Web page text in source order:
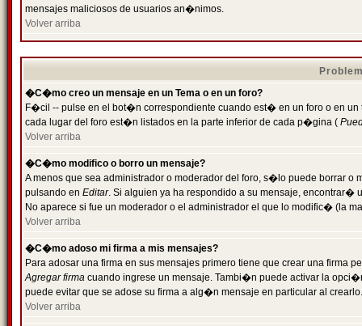
mensajes maliciosos de usuarios an�nimos.
Volver arriba
�C�mo creo un mensaje en un Tema o en un foro?
F�cil -- pulse en el bot�n correspondiente cuando est� en un foro o en
cada lugar del foro est�n listados en la parte inferior de cada p�gina (
Volver arriba
�C�mo modifico o borro un mensaje?
A menos que sea administrador o moderador del foro, s�lo puede borrar o
pulsando en Editar. Si alguien ya ha respondido a su mensaje, encontrar�
No aparece si fue un moderador o el administrador el que lo modific� (la
Volver arriba
�C�mo adoso mi firma a mis mensajes?
Para adosar una firma en sus mensajes primero tiene que crear una firma
Agregar firma cuando ingrese un mensaje. Tambi�n puede activar la
puede evitar que se adose su firma a alg�n mensaje en particular al crearlo.
Volver arriba